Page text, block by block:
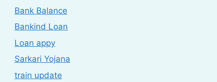
Bank Balance
Bankind Loan
Loan appy
Sarkari Yojana
train update